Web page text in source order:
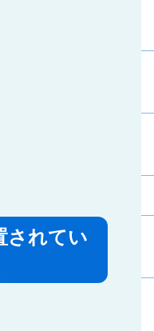
されてい